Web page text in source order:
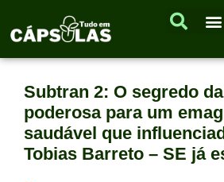
Subtran 2: O segredo
poderosa para um
saudável que
Tobias Barreto – SE já